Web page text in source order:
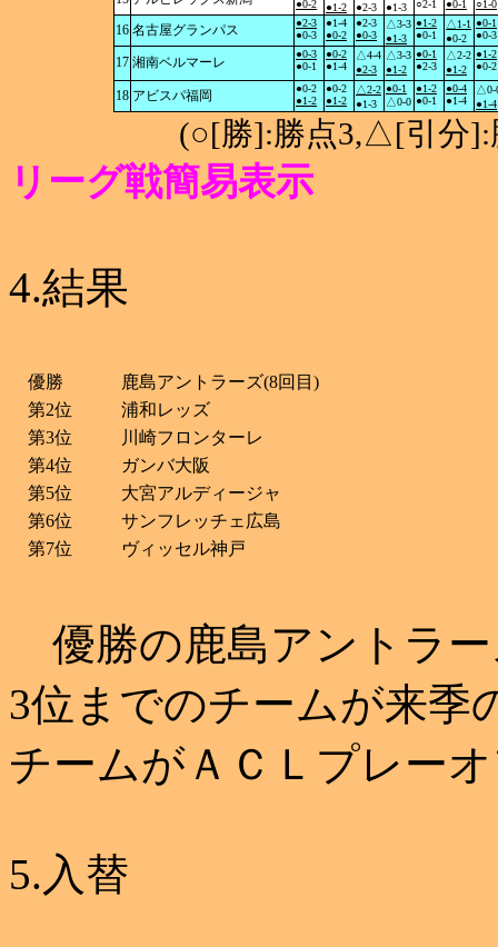
●0-2 ●1-2 ●2-3 ●1-3 ○2-1 ●0-1 ○1-0
16 名古屋グランパス
●2-3
●0-3
●1-4
●0-2
●2-3
●0-3
△3-3
●1-3
●1-2
●0-1
△1-1
●0-2
●0-1
●0-3
17 湘南ベルマーレ
●0-3
●0-1
●0-2
●1-4
△4-4
●2-3
△3-3
●1-2
●0-1
●2-3
△2-2
●1-2
●1-2
●0-2
18 アビスパ福岡
●0-2
●1-2
●0-2
●1-2
△2-2
●1-3
●0-1
△0-0
●1-2
●0-1
●0-4
●1-4
△0-
●1-4
(○[勝]:勝点3,△[引分]:
リーグ戦簡易表示
4.結果
優勝
鹿島アントラーズ(8回目)
第2位
浦和レッズ
第3位
川崎フロンターレ
第4位
ガンバ大阪
第5位
大宮アルディージャ
第6位
サンフレッチェ広島
第7位
ヴィッセル神戸
優勝の鹿島アントラ
3位までのチームが来季
チームがＡＣＬプレー
5.入替